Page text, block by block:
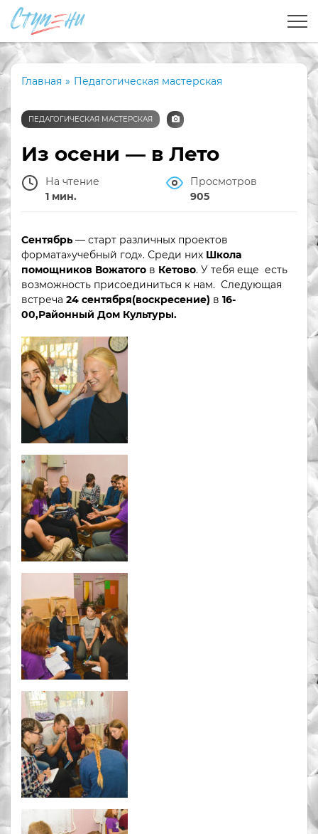
Главная » Педагогическая мастерская
ПЕДАГОГИЧЕСКАЯ МАСТЕРСКАЯ
Из осени — в Лето
На чтение
1 мин.
Просмотров
905
Сентябрь — старт различных проектов
формата»учебный год». Среди них Школа
помощников Вожатого в Кетово. У тебя еще есть
возможность присоединиться к нам. Следующая
встреча 24 сентября(воскресение) в 16-
00,Районный Дом Культуры.